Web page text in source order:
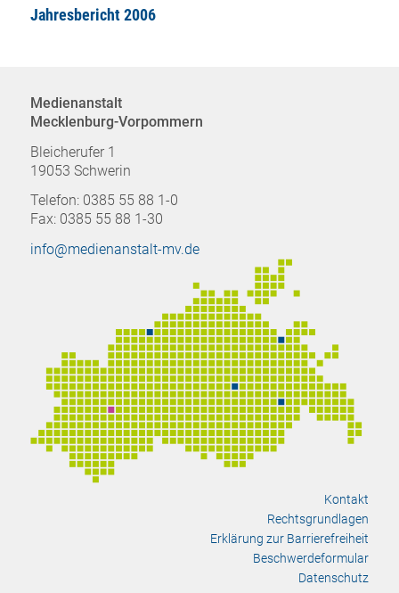
Jahresbericht 2006
Medienanstalt
Mecklenburg-Vorpommern
Bleicherufer 1
19053 Schwerin
Telefon: 0385 55 88 1-0
Fax: 0385 55 88 1-30
info@medienanstalt-mv.de
Kontakt
Rechtsgrundlagen
Erklärung zur Barrierefreiheit
Beschwerdeformular
Datenschutz